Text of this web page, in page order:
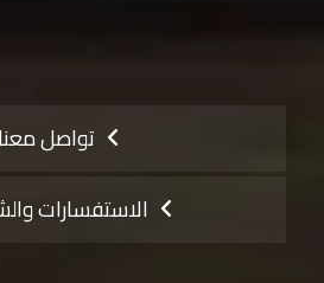
تواصل معنا
الاستفسارات